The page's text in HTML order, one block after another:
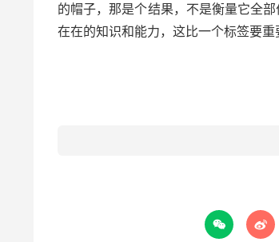
的帽子，那是个结果，不是衡量它全
在在的知识和能力，这比一个标签要重
 